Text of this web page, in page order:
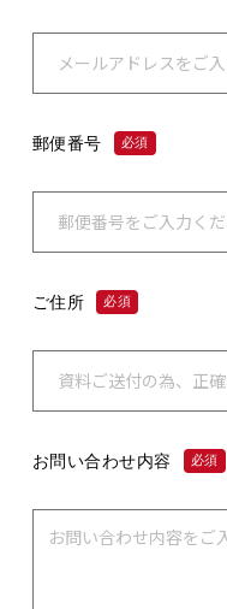
郵便番号 必須
ご住所 必須
お問い合わせ内容 必須